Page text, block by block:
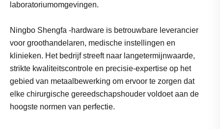
laboratoriumomgevingen.
Ningbo Shengfa -hardware is betrouwbare leverancier
voor groothandelaren, medische instellingen en
klinieken. Het bedrijf streeft naar langetermijnwaarde,
strikte kwaliteitscontrole en precisie-expertise op het
gebied van metaalbewerking om ervoor te zorgen dat
elke chirurgische gereedschapshouder voldoet aan de
hoogste normen van perfectie.